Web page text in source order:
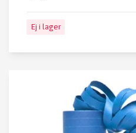
Ej i lager